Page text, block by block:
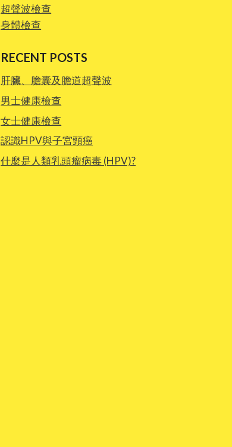
超聲波檢查
身體檢查
RECENT POSTS
肝臟、膽囊及膽道超聲波
男士健康檢查
女士健康檢查
認識HPV與子宮頸癌
什麼是人類乳頭瘤病毒 (HPV)?